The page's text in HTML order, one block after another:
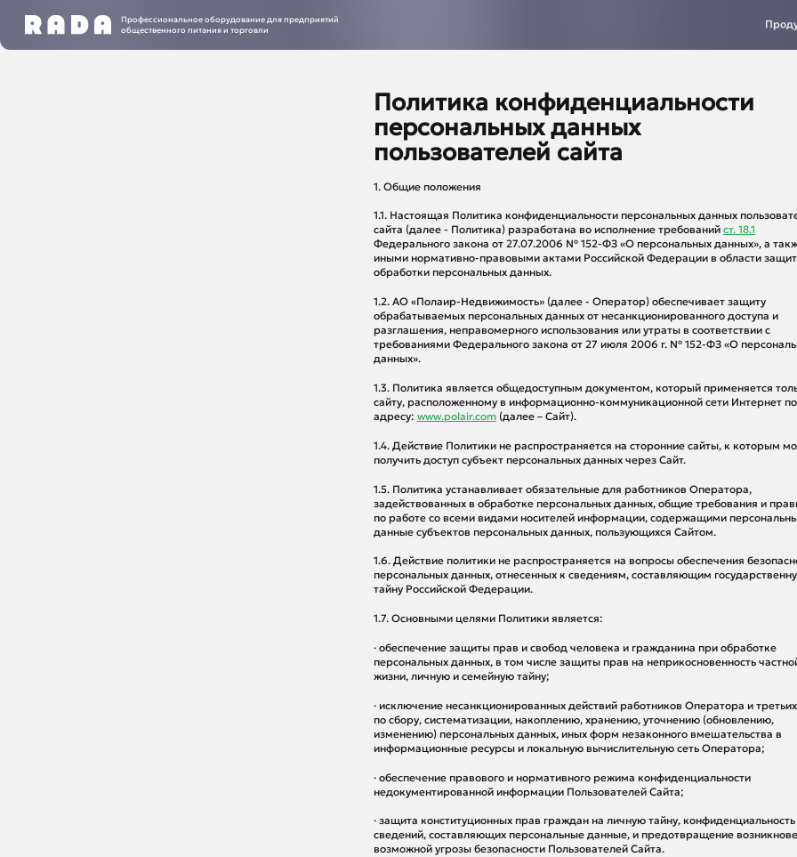
Профессиональное оборудование для предприятий
общественного питания и торговли
Политика конфиденциальности
персональных данных
пользователей сайта
1. Общие положения
1.1. Настоящая Политика конфиденциальности персональных данных
сайта (далее - Политика) разработана во исполнение требований ст. 18.1
Федерального закона от 27.07.2006 № 152-ФЗ «О персональных данных», а
иными нормативно-правовыми актами Российской Федерации в области
обработки персональных данных.
1.2. АО «Полаир-Недвижимость» (далее - Оператор) обеспечивает защиту
обрабатываемых персональных данных от несанкционированного доступа и
разглашения, неправомерного использования или утраты в соответствии с
требованиями Федерального закона от 27 июля 2006 г. № 152-ФЗ «О
данных».
1.3. Политика является общедоступным документом, который применяется
сайту, расположенному в информационно-коммуникационной сети Интернет по
адресу: www.polair.com (далее – Сайт).
1.4. Действие Политики не распространяется на сторонние сайты, к которым
получить доступ субъект персональных данных через Сайт.
1.5. Политика устанавливает обязательные для работников Оператора,
задействованных в обработке персональных данных, общие требования и
по работе со всеми видами носителей информации, содержащими
данные субъектов персональных данных, пользующихся Сайтом.
1.6. Действие политики не распространяется на вопросы обеспечения
персональных данных, отнесенных к сведениям, составляющим
тайну Российской Федерации.
1.7. Основными целями Политики является:
· обеспечение защиты прав и свобод человека и гражданина при обработке
персональных данных, в том числе защиты прав на неприкосновенность
жизни, личную и семейную тайну;
· исключение несанкционированных действий работников Оператора и
по сбору, систематизации, накоплению, хранению, уточнению (обновлению,
изменению) персональных данных, иных форм незаконного вмешательства в
информационные ресурсы и локальную вычислительную сеть Оператора;
· обеспечение правового и нормативного режима конфиденциальности
недокументированной информации Пользователей Сайта;
· защита конституционных прав граждан на личную тайну, конфиденциальность
сведений, составляющих персональные данные, и предотвращение
возможной угрозы безопасности Пользователей Сайта.